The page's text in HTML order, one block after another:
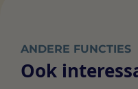
ANDERE FUNCTIES
Ook